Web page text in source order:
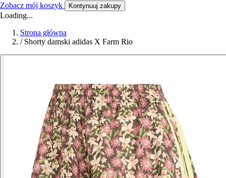
Zobacz mój koszyk Kontynuuj zakupy
Loading...
Strona główna
/ Shorty damski adidas X Farm Rio